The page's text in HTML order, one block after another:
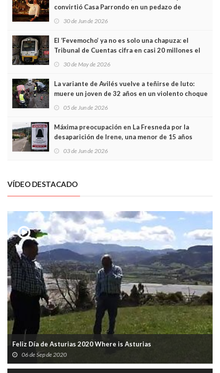
convirtió Casa Parrondo en un pedazo de
Asturias en Madrid
30 de Jun de 2026
El ‘Fevemocho’ ya no es solo una chapuza: el
Tribunal de Cuentas cifra en casi 20 millones el
sobrecoste de los trenes que no cabían por los
30 de May de 2026
La variante de Avilés vuelve a teñirse de luto:
muere un joven de 32 años en un violento choque
frontal
05 de Jun de 2026
Máxima preocupación en La Fresneda por la
desaparición de Irene, una menor de 15 años
03 de Jun de 2026
VÍDEO DESTACADO
Feliz Día de Asturias 2020 Where is Asturias
06 de Sep de 2020